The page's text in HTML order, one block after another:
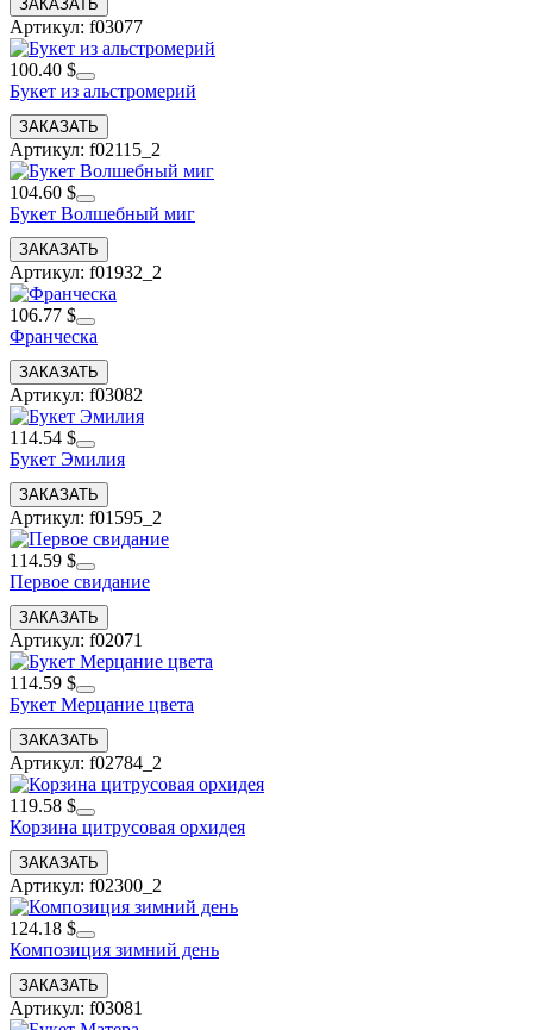
Артикул: f03077
100.40 $
Букет из альстромерий
Артикул: f02115_2
104.60 $
Букет Волшебный миг
Артикул: f01932_2
106.77 $
Франческа
Артикул: f03082
114.54 $
Букет Эмилия
Артикул: f01595_2
114.59 $
Первое свидание
Артикул: f02071
114.59 $
Букет Мерцание цвета
Артикул: f02784_2
119.58 $
Корзина цитрусовая орхидея
Артикул: f02300_2
124.18 $
Композиция зимний день
Артикул: f03081